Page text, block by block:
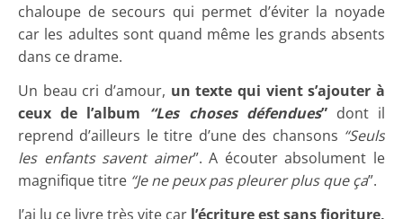
chaloupe de secours qui permet d’éviter la noyade
car les adultes sont quand même les grands absents
dans ce drame.
Un beau cri d’amour, un texte qui vient s’ajouter à
ceux de l’album “Les choses défendues” dont il
reprend d’ailleurs le titre d’une des chansons “Seuls
les enfants savent aimer”.A écouter absolument le
magnifique titre “Je ne peux pas pleurer plus que ça”.
J’ai lu ce livre très vite car l’écriture est sans fioriture,